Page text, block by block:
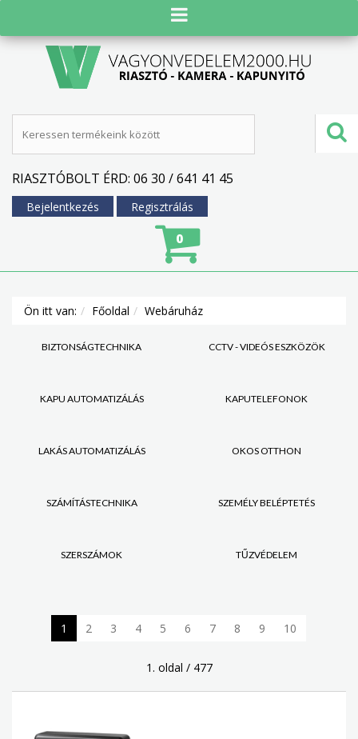
RIASZTÓBOLT ÉRD: 06 30 / 641 41 45
Bejelentkezés Regisztrálás
0
Ön itt van: Főoldal Webáruház
BIZTONSÁGTECHNIKA CCTV - VIDEÓS ESZKÖZÖK
KAPU AUTOMATIZÁLÁS KAPUTELEFONOK
LAKÁS AUTOMATIZÁLÁS OKOS OTTHON
SZÁMÍTÁSTECHNIKA SZEMÉLY BELÉPTETÉS
SZERSZÁMOK TŰZVÉDELEM
1 2 3 4 5 6 7 8 9 10
1. oldal / 477